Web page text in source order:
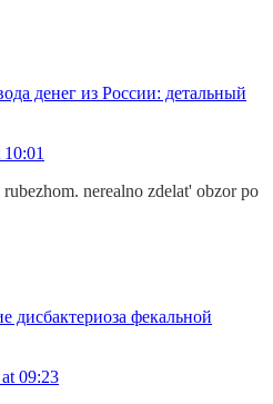
денег из России: детальный
nerealno zdelat' obzor po
дисбактериоза фекальной
09:23